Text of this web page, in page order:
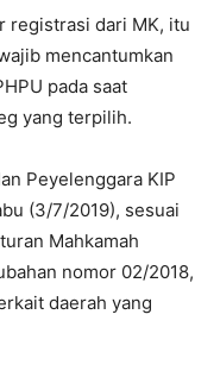
registrasi dari MK, itu
mencantumkan
pada saat
yang terpilih.
Peyelenggara KIP
(3/7/2019), sesuai
Mahkamah
nomor 02/2018,
daerah yang